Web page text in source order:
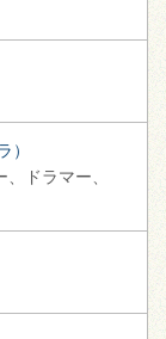
）
ドラマー、